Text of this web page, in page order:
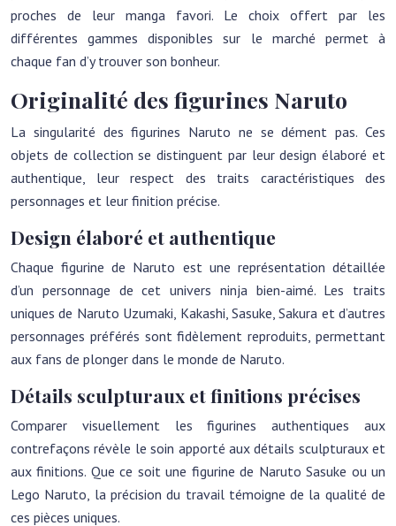
proches de leur manga favori. Le choix offert par les
différentes gammes disponibles sur le marché permet à
chaque fan d’y trouver son bonheur.
Originalité des figurines Naruto
La singularité des figurines Naruto ne se dément pas. Ces
objets de collection se distinguent par leur design élaboré et
authentique, leur respect des traits caractéristiques des
personnages et leur finition précise.
Design élaboré et authentique
Chaque figurine de Naruto est une représentation détaillée
d’un personnage de cet univers ninja bien-aimé. Les traits
uniques de Naruto Uzumaki, Kakashi, Sasuke, Sakura et d’autres
personnages préférés sont fidèlement reproduits, permettant
aux fans de plonger dans le monde de Naruto.
Détails sculpturaux et finitions précises
Comparer visuellement les figurines authentiques aux
contrefaçons révèle le soin apporté aux détails sculpturaux et
aux finitions. Que ce soit une figurine de Naruto Sasuke ou un
Lego Naruto, la précision du travail témoigne de la qualité de
ces pièces uniques.